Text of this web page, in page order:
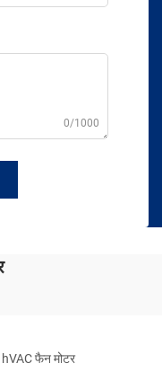
0/1000
hVAC फैन मोटर